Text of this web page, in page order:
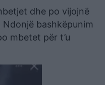
dhe po vijojnë
bashkëpunim
mbetet për t’u